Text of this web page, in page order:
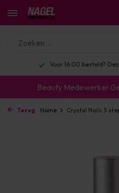
Voor 16:00 besteld?
Beauty Medewerker
Terug Home Crystal Nails 3